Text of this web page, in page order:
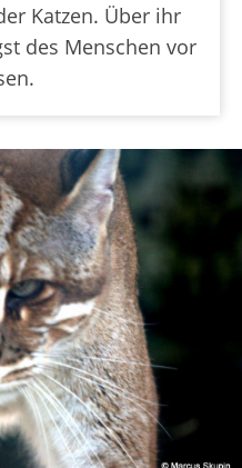
Katzen. Über ihr
des Menschen vor